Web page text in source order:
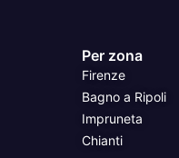
Per zona
Firenze
Bagno a Ripoli
Impruneta
Chianti